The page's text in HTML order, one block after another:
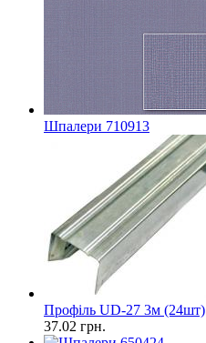
Шпалери 710913
Профіль UD-27 3м (24шт)
37.02 грн.